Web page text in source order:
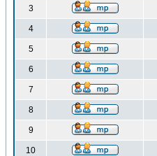
3
4
5
6
7
8
9
10